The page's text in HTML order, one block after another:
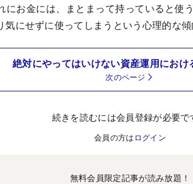
にお金には、まとまって持っていると使
にせずに使ってしまうという心理的な傾
絶対にやってはいけない資産運用におけ
次のページ
続きを読むには会員登録が必要で
会員の方は ログイン
無料会員限定記事が読み放題！